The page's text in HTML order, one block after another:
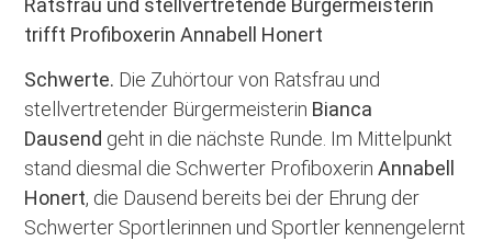
Ratsfrau und stellvertretende Bürgermeisterin
trifft Profiboxerin Annabell Honert
Schwerte. Die Zuhörtour von Ratsfrau und
stellvertretender Bürgermeisterin Bianca
Dausend geht in die nächste Runde. Im Mittelpunkt
stand diesmal die Schwerter ProfiboxerinAnnabell
Honert, die Dausend bereits bei der Ehrung der
Schwerter Sportlerinnen und Sportler kennengelernt